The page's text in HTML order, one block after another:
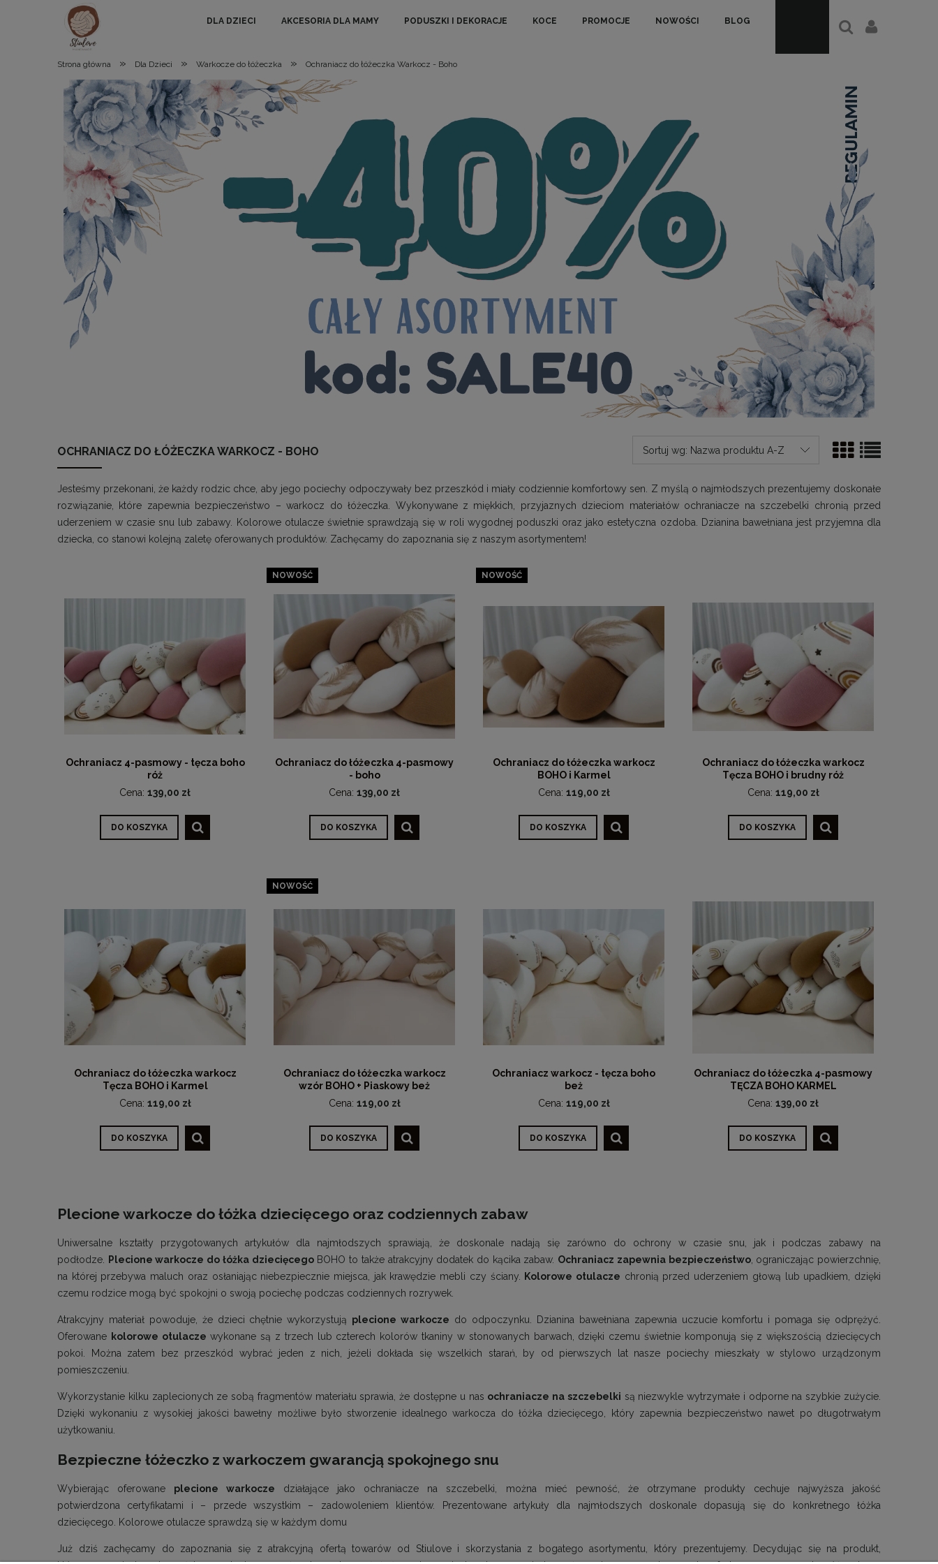
DLA DZIECI AKCESORIA DLA MAMY PODUSZKI I DEKORACJE KOCE PROMOCJE NOWOŚCI BLOG
Strona główna » Dla Dzieci » Warkocze do łóżeczka » Ochraniacz do łóżeczka Warkocz - Boho
OCHRANIACZ DO ŁÓŻECZKA WARKOCZ - BOHO Sortuj wg: Nazwa produktu A-Z
Jesteśmy przekonani, że każdy rodzic chce, aby jego pociechy odpoczywały bez przeszkód i miały codziennie komfortowy sen. Z myślą o najmłodszych prezentujemy doskonałe
rozwiązanie, które zapewnia bezpieczeństwo – warkocz do łóżeczka. Wykonywane z miękkich, przyjaznych dzieciom materiałów ochraniacze na szczebelki chronią przed
uderzeniem w czasie snu lub zabawy. Kolorowe otulacze świetnie sprawdzają się w roli wygodnej poduszki oraz jako estetyczna ozdoba. Dzianina bawełniana jest przyjemna dla
dziecka, co stanowi kolejną zaletę oferowanych produktów. Zachęcamy do zapoznania się z naszym asortymentem!
Ochraniacz 4-pasmowy - tęcza boho
róż
Cena: 139,00 zł
DO KOSZYKA
Ochraniacz do łóżeczka 4-pasmowy
- boho
Cena: 139,00 zł
DO KOSZYKA
NOWOŚĆ
Ochraniacz do łóżeczka warkocz
BOHO i Karmel
Cena: 119,00 zł
DO KOSZYKA
NOWOŚĆ
Ochraniacz do łóżeczka warkocz
Tęcza BOHO i brudny róż
Cena: 119,00 zł
DO KOSZYKA
Ochraniacz do łóżeczka warkocz
Tęcza BOHO i Karmel
Cena: 119,00 zł
DO KOSZYKA
Ochraniacz do łóżeczka warkocz
wzór BOHO + Piaskowy beż
Cena: 119,00 zł
DO KOSZYKA
NOWOŚĆ
Ochraniacz warkocz - tęcza boho
beż
Cena: 119,00 zł
DO KOSZYKA
Ochraniacz do łóżeczka 4-pasmowy
TĘCZA BOHO KARMEL
Cena: 139,00 zł
DO KOSZYKA
Plecione warkocze do łóżka dziecięcego oraz codziennych zabaw
Uniwersalne kształty przygotowanych artykułów dla najmłodszych sprawiają, że doskonale nadają się zarówno do ochrony w czasie snu, jak i podczas zabawy na
podłodze. Plecione warkocze do łóżka dziecięcegoBOHO to także atrakcyjny dodatek do kącika zabaw. Ochraniacz zapewnia bezpieczeństwo, ograniczając powierzchnię,
na której przebywa maluch oraz osłaniając niebezpiecznie miejsca, jak krawędzie mebli czy ściany. Kolorowe otulacze chronią przed uderzeniem głową lub upadkiem, dzięki
czemu rodzice mogą być spokojni o swoją pociechę podczas codziennych rozrywek.
Atrakcyjny materiał powoduje, że dzieci chętnie wykorzystują plecione warkocze do odpoczynku. Dzianina bawełniana zapewnia uczucie komfortu i pomaga się odprężyć.
Oferowane kolorowe otulacze wykonane są z trzech lub czterech kolorów tkaniny w stonowanych barwach, dzięki czemu świetnie komponują się z większością dziecięcych
pokoi. Można zatem bez przeszkód wybrać jeden z nich, jeżeli dokłada się wszelkich starań, by od pierwszych lat nasze pociechy mieszkały w stylowo urządzonym
pomieszczeniu.
Wykorzystanie kilku zaplecionych ze sobą fragmentów materiału sprawia, że dostępne u nas ochraniacze na szczebelki są niezwykle wytrzymałe i odporne na szybkie zużycie.
Dzięki wykonaniu z wysokiej jakości bawełny możliwe było stworzenie idealnego warkocza do łóżka dziecięcego, który zapewnia bezpieczeństwo nawet po długotrwałym
użytkowaniu.
Bezpieczne łóżeczko z warkoczem gwarancją spokojnego snu
Wybierając oferowane plecione warkocze działające jako ochraniacze na szczebelki, można mieć pewność, że otrzymane produkty cechuje najwyższa jakość
potwierdzona certyfikatami i – przede wszystkim – zadowoleniem klientów. Prezentowane artykuły dla najmłodszych doskonale dopasują się do konkretnego łóżka
dziecięcego. Kolorowe otulacze sprawdzą się w każdym domu
Już dziś zachęcamy do zapoznania się z atrakcyjną ofertą towarów od Stiulovei skorzystania z bogatego asortymentu, który prezentujemy. Decydując się na produkt,